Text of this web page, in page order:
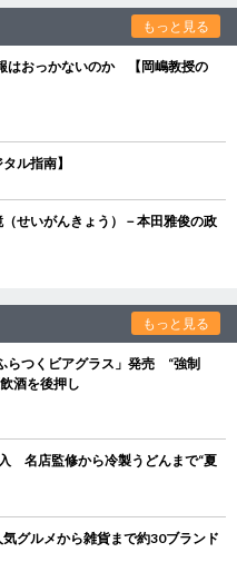
もっと見る
はおっかないのか 【岡嶋教授の
ル指南】
せいがんきょう）－本田雅俊の政
もっと見る
らつくビアグラス」発売 “強制
酒を後押し
名店監修から冷製うどんまで“夏
グルメから雑貨まで約30ブランド